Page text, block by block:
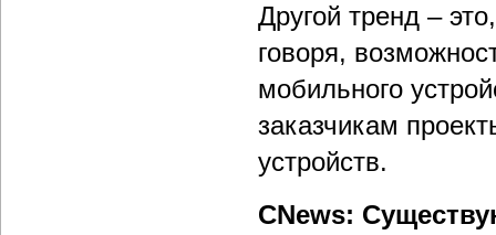
Другой тренд –
говоря,
мобильного
заказчикам
устройств.
CNews: